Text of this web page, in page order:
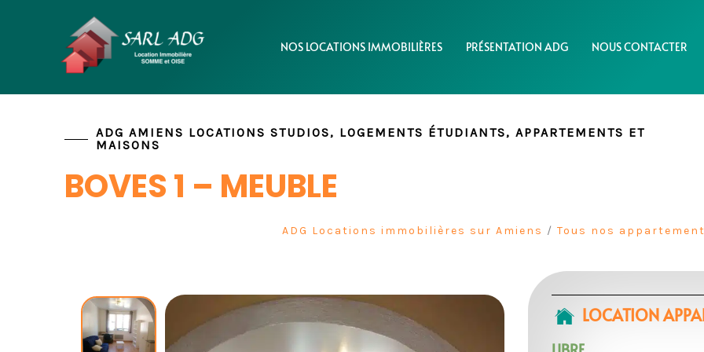
NOS LOCATIONS IMMOBILIÈRES PRÉSENTATION ADG NOUS CONTACTER
ADG AMIENS LOCATIONS STUDIOS, LOGEMENTS ÉTUDIANTS, APPARTEMENTS ET
MAISONS
BOVES 1 – MEUBLE
ADG Locations immobilières sur Amiens / Tous nos
LOCATION